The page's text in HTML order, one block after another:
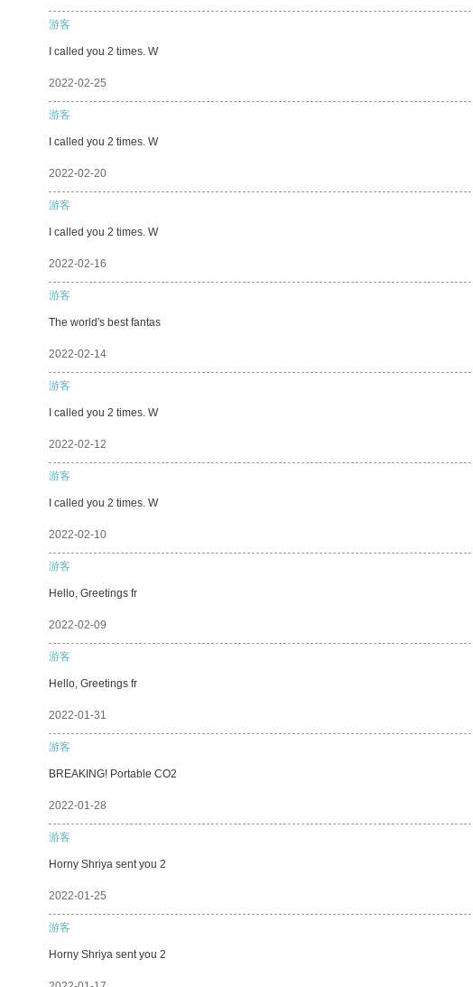
游客
I called you 2 times. W
2022-02-25
游客
I called you 2 times. W
2022-02-20
游客
I called you 2 times. W
2022-02-16
游客
The world's best fantas
2022-02-14
游客
I called you 2 times. W
2022-02-12
游客
I called you 2 times. W
2022-02-10
游客
Hello, Greetings fr
2022-02-09
游客
Hello, Greetings fr
2022-01-31
游客
BREAKING! Portable CO2
2022-01-28
游客
Horny Shriya sent you 2
2022-01-25
游客
Horny Shriya sent you 2